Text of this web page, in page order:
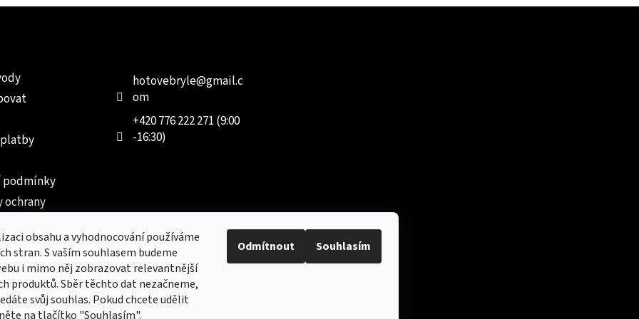
obsahu a vyhodnocování používáme
stran. S vaším souhlasem budeme
i mimo něj zobrazovat relevantnější
produktů. Sběr těchto dat nezačneme,
svůj souhlas. Pokud chcete udělit
na tlačítko "Souhlasím".
Odmítnout Souhlasím
podmínky
ochrany
hotovebryle@gmail.c
om
+420 776 222 271 (9:00
-16:30)